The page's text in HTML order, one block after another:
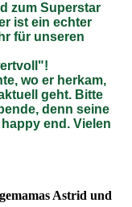
zum Superstar
ist ein echter
für unseren
wo er herkam,
geht. Bitte
denn seine
end. Vielen
Astrid und